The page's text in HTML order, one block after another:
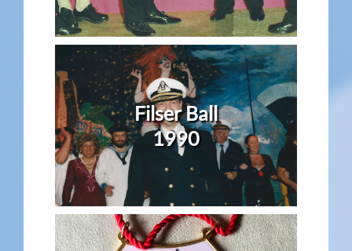
Filser Ball
1990